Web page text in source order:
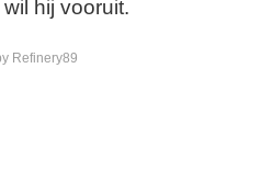
hij vooruit.
Refinery89